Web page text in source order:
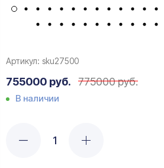
Артикул: sku27500
755000 руб. 775000 руб.
В наличии